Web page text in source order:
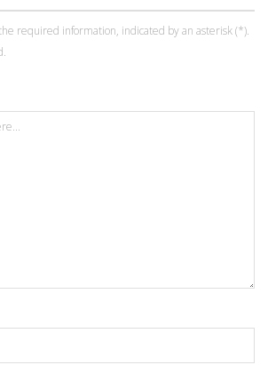
required information, indicated by an asterisk (*).